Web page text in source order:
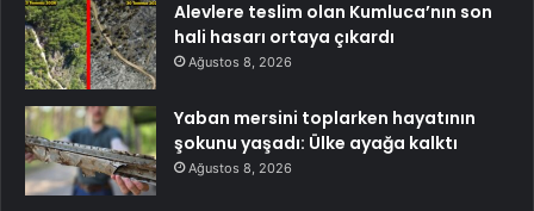
Alevlere teslim olan Kumluca’nın son
hali hasarı ortaya çıkardı
Ağustos 8, 2026
Yaban mersini toplarken hayatının
şokunu yaşadı: Ülke ayağa kalktı
Ağustos 8, 2026